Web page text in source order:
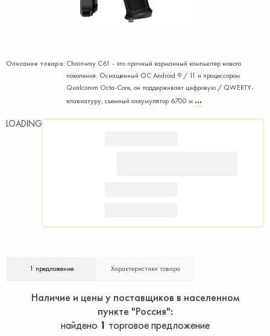
Описание товара: Chainway C61 - это прочный карманный компьютер нового
поколения. Оснащенный ОС Android 9 / 11 и процессором
Qualcomm Octa-Core, он поддерживает цифровую / QWERTY-
клавиатуру, съемный аккумулятор 6700 м
LOADING
1 предложение Характеристики товара
Наличие и цены у поставщиков в населенном
пункте "Россия"
найдено 1 торговое предложение